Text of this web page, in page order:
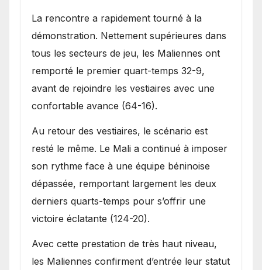
La rencontre a rapidement tourné à la
démonstration. Nettement supérieures dans
tous les secteurs de jeu, les Maliennes ont
remporté le premier quart-temps 32-9,
avant de rejoindre les vestiaires avec une
confortable avance (64-16).
Au retour des vestiaires, le scénario est
resté le même. Le Mali a continué à imposer
son rythme face à une équipe béninoise
dépassée, remportant largement les deux
derniers quarts-temps pour s’offrir une
victoire éclatante (124-20).
Avec cette prestation de très haut niveau,
les Maliennes confirment d’entrée leur statut